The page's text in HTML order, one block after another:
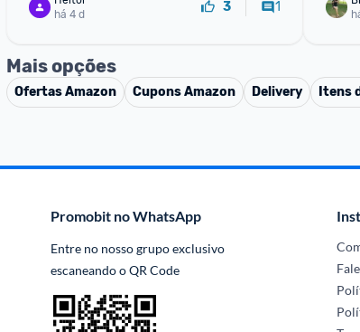
há 4 d
3 1
Mais opções
OfertasAmazon CuponsAmazon Delivery Itens
Promobit no WhatsApp
Entre no nosso grupo exclusivo
escaneando o QR Code